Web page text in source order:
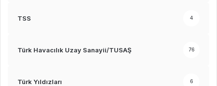
TSS 4
Türk Havacılık Uzay Sanayii/TUSAŞ 76
Türk Yıldızları 6